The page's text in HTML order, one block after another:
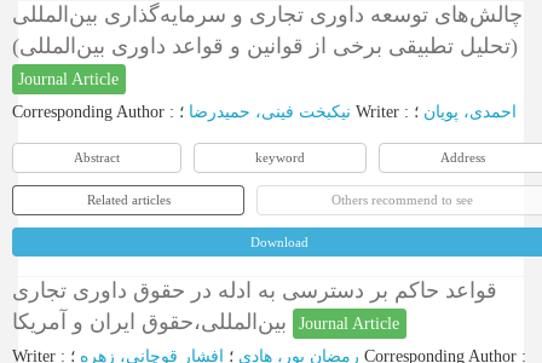
چالش‌های توسعه داوری تجاری و سرمایه‌گذاری بین‌المللی
(تحلیل تطبیقی برخی از قوانین و قواعد داوری بین‌المللی)
Journal Article
Corresponding Author : نیکبخت فینی، حمیدرضا Writer : احمدی، پویان ؛
Abstract keyword Address
Related articles Others recommend to see
Download
قواعد حاکم بر دسترسی به ادله در حقوق داوری تجاری
Journal Article
Writer : رمضان پور، هادی ؛ افشار قوچانی، زهره Corresponding Author :